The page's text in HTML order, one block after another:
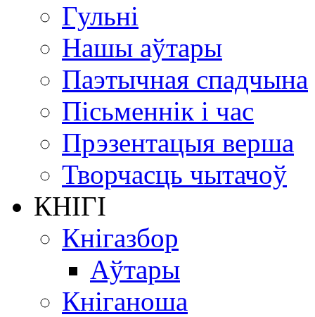
Гульні
Нашы аўтары
Паэтычная спадчына
Пісьменнік і час
Прэзентацыя верша
Творчасць чытачоў
КНІГІ
Кнігазбор
Аўтары
Кніганоша